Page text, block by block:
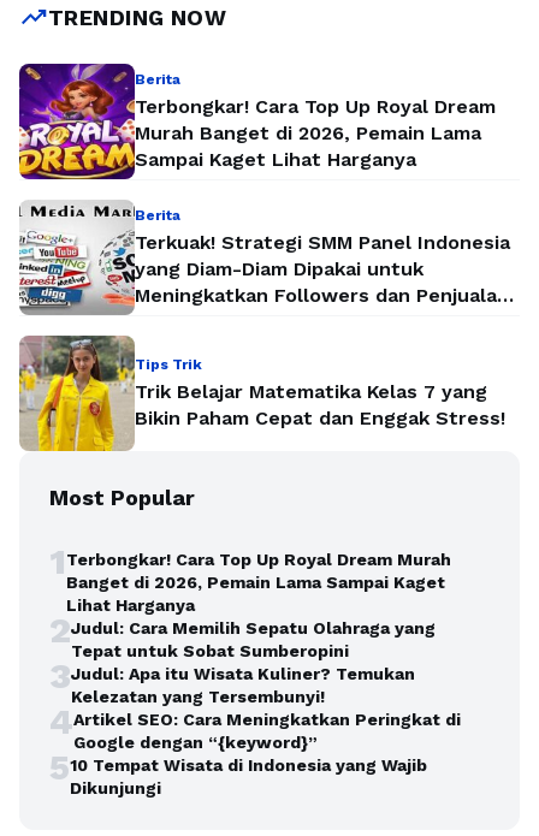
trending_upTRENDING NOW
Berita
Terbongkar! Cara Top Up Royal Dream
Murah Banget di 2026, Pemain Lama
Sampai Kaget Lihat Harganya
Berita
Terkuak! Strategi SMM Panel Indonesia
yang Diam-Diam Dipakai untuk
Meningkatkan Followers dan Penjualan
Tips Trik
Trik Belajar Matematika Kelas 7 yang
Bikin Paham Cepat dan Enggak Stress!
Most Popular
1Terbongkar! Cara Top Up Royal Dream Murah
Banget di 2026, Pemain Lama Sampai Kaget
Lihat Harganya
2Judul: Cara Memilih Sepatu Olahraga yang
Tepat untuk Sobat Sumberopini
3Judul: Apa itu Wisata Kuliner? Temukan
Kelezatan yang Tersembunyi!
4Artikel SEO: Cara Meningkatkan Peringkat di
Google dengan “{keyword}”
510 Tempat Wisata di Indonesia yang Wajib
Dikunjungi